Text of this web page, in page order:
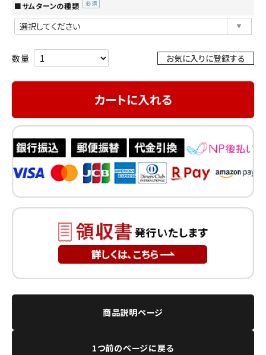
■サムターンの種類
お気に入りに登録する
カートに入れる
商品説明ページ
1つ前のページに戻る